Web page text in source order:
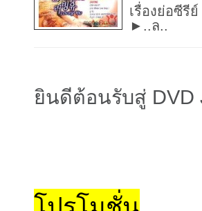
เรื่องย่อซี
►..ล..
ยินดีต้อนรับสู่ DVD